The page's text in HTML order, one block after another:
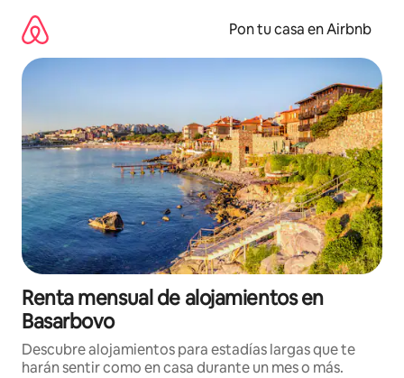
contenido
Pon tu casa en Airbnb
Renta mensual de alojamientos en
Basarbovo
Descubre alojamientos para estadías largas que te
harán sentir como en casa durante un mes o más.